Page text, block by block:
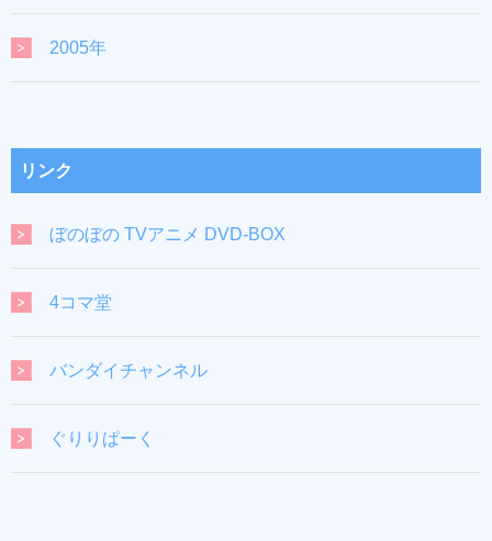
2005年
リンク
ぼのぼの TVアニメ DVD-BOX
4コマ堂
バンダイチャンネル
ぐりりぱーく